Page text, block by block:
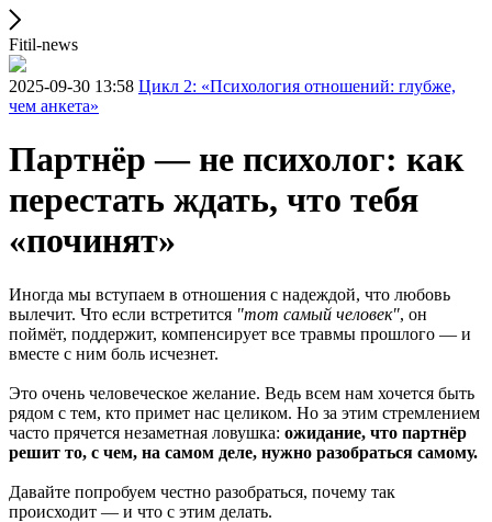
Fitil-news
2025-09-30 13:58 Цикл 2: «Психология отношений: глубже,
чем анкета»
Партнёр — не психолог: как
перестать ждать, что тебя
«починят»
Иногда мы вступаем в отношения с надеждой, что любовь
вылечит. Что если встретится "тот самый человек", он
поймёт, поддержит, компенсирует все травмы прошлого — и
вместе с ним боль исчезнет.
Это очень человеческое желание. Ведь всем нам хочется быть
рядом с тем, кто примет нас целиком. Но за этим стремлением
часто прячется незаметная ловушка: ожидание, что партнёр
решит то, с чем, на самом деле, нужно разобраться самому.
Давайте попробуем честно разобраться, почему так
происходит — и что с этим делать.